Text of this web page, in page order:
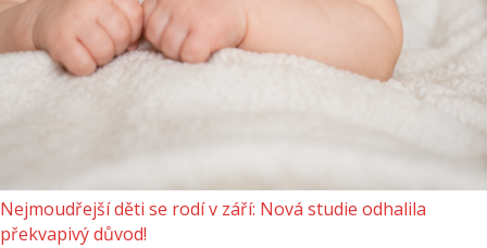
Nejmoudřejší děti se rodí v září: Nová studie odhalila
překvapivý důvod!